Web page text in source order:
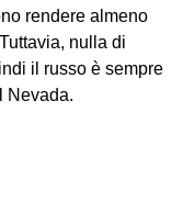
rendere almeno
nulla di
il russo è sempre
Nevada.